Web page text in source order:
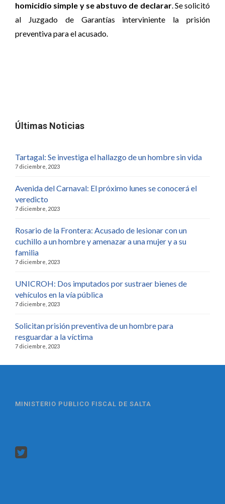
homicidio simple y se abstuvo de declarar. Se solicitó
al Juzgado de Garantías interviniente la prisión
preventiva para el acusado.
Últimas Noticias
Tartagal: Se investiga el hallazgo de un hombre sin vida
7 diciembre, 2023
Avenida del Carnaval: El próximo lunes se conocerá el
veredicto
7 diciembre, 2023
Rosario de la Frontera: Acusado de lesionar con un
cuchillo a un hombre y amenazar a una mujer y a su
familia
7 diciembre, 2023
UNICROH: Dos imputados por sustraer bienes de
vehículos en la vía pública
7 diciembre, 2023
Solicitan prisión preventiva de un hombre para
resguardar a la víctima
7 diciembre, 2023
MINISTERIO PUBLICO FISCAL DE SALTA